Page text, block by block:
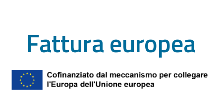
Fattura europea